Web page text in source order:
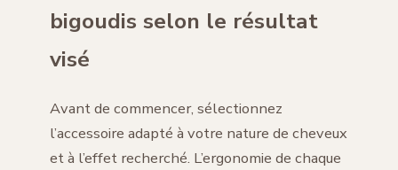
bigoudis selon le résultat
visé
Avant de commencer, sélectionnez
l’accessoire adapté à votre nature de cheveux
et à l’effet recherché. L’ergonomie de chaque